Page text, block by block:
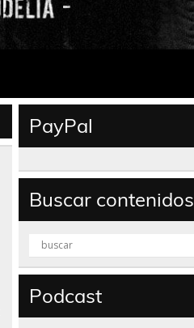
PayPal
Buscar contenidos
Podcast